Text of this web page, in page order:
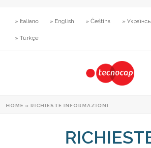
» Italiano » English » Čeština »
» Türkçe
HOME » RICHIESTE INFORMAZIONI